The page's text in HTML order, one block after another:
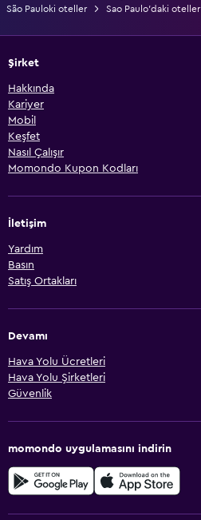
São Pauloki oteller
Sao Paulo'daki oteller
Şirket
Hakkında
Kariyer
Mobil
Keşfet
Nasıl Çalışır
Momondo Kupon Kodları
İletişim
Yardım
Basın
Satış Ortakları
Devamı
Hava Yolu Ücretleri
Hava Yolu Şirketleri
Güvenlik
momondo uygulamasını indirin